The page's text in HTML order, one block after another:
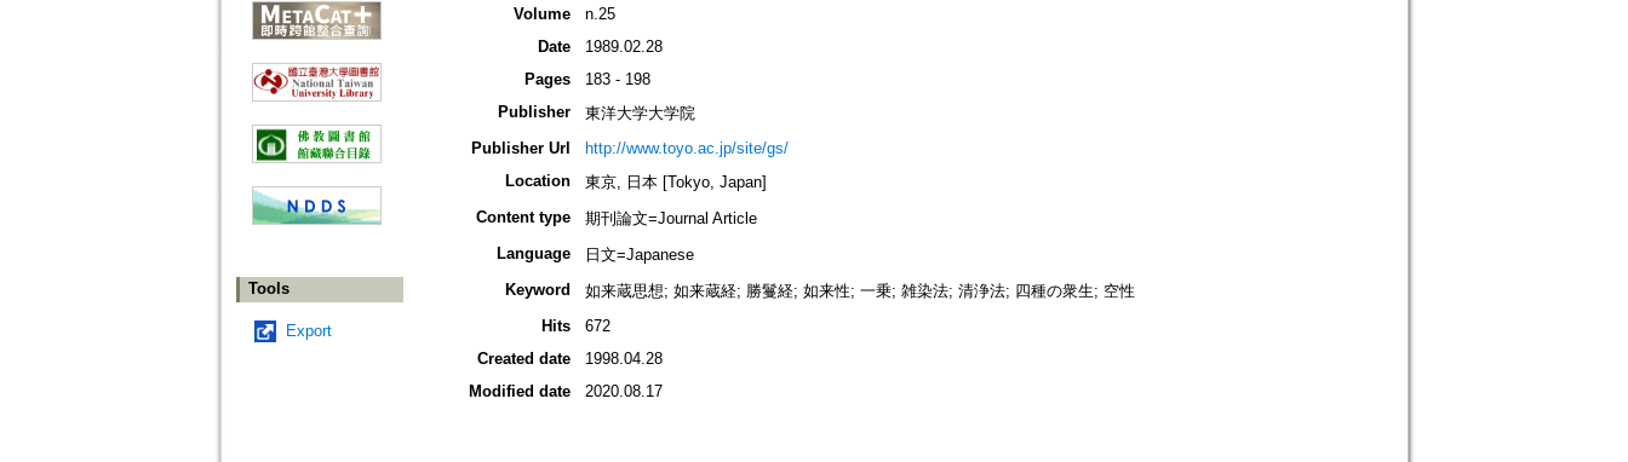
Tools
Export
Volume
n.25
Date
1989.02.28
Pages
183 - 198
Publisher
東洋大学大学院
Publisher Url
http://www.toyo.ac.jp/site/gs/
Location
東京, 日本 [Tokyo, Japan]
Content type
期刊論文=Journal Article
Language
日文=Japanese
Keyword
如来蔵思想; 如来蔵経; 勝鬘経; 如来性; 一乗; 雑染法; 清浄法; 四種の衆生; 空性
Hits
672
Created date
1998.04.28
Modified date
2020.08.17